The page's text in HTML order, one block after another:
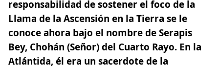
responsabilidad de sostener el foco de la
Llama de la Ascensión en la Tierra se le
conoce ahora bajo el nombre de Serapis
Bey, Chohán (Señor) del Cuarto Rayo. En la
Atlántida, él era un sacerdote de la